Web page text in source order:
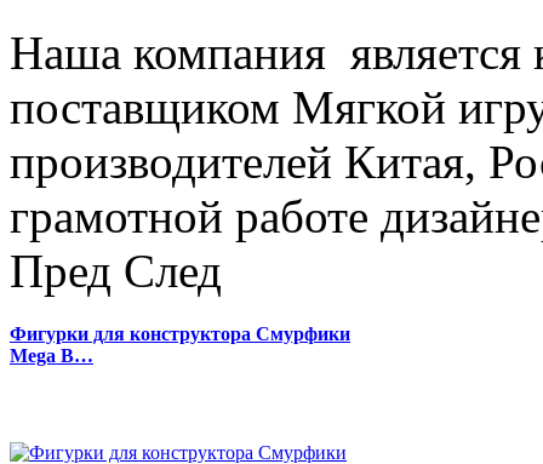
Наша компания
поставщиком Мягкой
производителей Китая,
грамотной работе
Пред След
Фигурки для конструктора Смурфики
Mega B…